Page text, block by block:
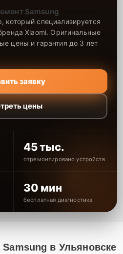
Samsung
специализируется
Xiaomi. Оригинальные
цены и гарантия до 3 лет
заявку
цены
45 тыс.
отремонтировано устройств
30 мин
бесплатная диагностика
в Ульяновске